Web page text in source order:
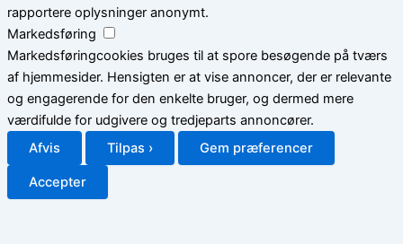
rapportere oplysninger anonymt.
Markedsføring
Markedsføringcookies bruges til at spore besøgende på tværs
af hjemmesider. Hensigten er at vise annoncer, der er relevante
og engagerende for den enkelte bruger, og dermed mere
værdifulde for udgivere og tredjeparts annoncører.
Afvis
Tilpas › Gem præferencer
Accepter